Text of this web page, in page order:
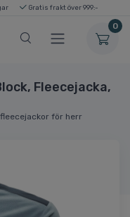
Gratis frakt över 999:-
0
Fleecejacka,
för herr